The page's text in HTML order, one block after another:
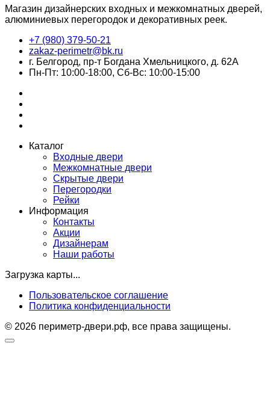
Магазин дизайнерских входных и межкомнатных дверей,
алюминиевых перегородок и декоративных реек.
+7 (980) 379-50-21
zakaz-perimetr@bk.ru
г. Белгород, пр-т Богдана Хмельницкого, д. 62А
Пн-Пт: 10:00-18:00, Сб-Вс: 10:00-15:00
Каталог
Входные двери
Межкомнатные двери
Скрытые двери
Перегородки
Рейки
Информация
Контакты
Акции
Дизайнерам
Наши работы
Загрузка карты...
Пользовательское соглашение
Политика конфиденциальности
© 2026 периметр-двери.рф, все права защищены.